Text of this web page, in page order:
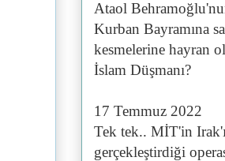
Ataol
Kurban Bayramına
kesmelerine hayran
İslam Düşmanı?
17 Temmuz 2022
Tek tek.. MİT'in
gerçekleştirdiği